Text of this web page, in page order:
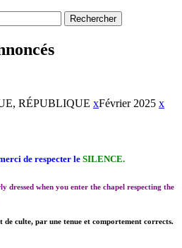
RÉPUBLIQUE xFévrier 2025 x
de respecter le SILENCE.
dressed when you enter the chapel respecting the
de culte, par une tenue et comportement corrects.